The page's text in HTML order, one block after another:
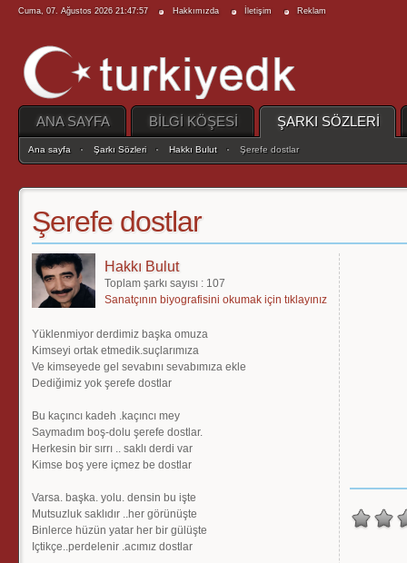
Cuma, 07. Ağustos 2026 21:47:57 Hakkımızda İletişim Reklam
ANA SAYFA BİLGİ KÖŞESİ ŞARKI SÖZLERİ
Ana sayfa Şarkı Sözleri Hakkı Bulut Şerefe dostlar
Şerefe dostlar
Hakkı Bulut
Toplam şarkı sayısı : 107
Sanatçının biyografisini okumak için tıklayınız
Yüklenmiyor derdimiz başka omuza
Kimseyi ortak etmedik.suçlarımıza
Ve kimseyede gel sevabını sevabımıza ekle
Dediğimiz yok şerefe dostlar
Bu kaçıncı kadeh .kaçıncı mey
Saymadım boş-dolu şerefe dostlar.
Herkesin bir sırrı .. saklı derdi var
Kimse boş yere içmez be dostlar
Varsa. başka. yolu. densin bu işte
Mutsuzluk saklıdır ..her görünüşte
Binlerce hüzün yatar her bir gülüşte
Içtikçe..perdelenir .acımız dostlar